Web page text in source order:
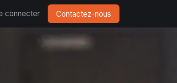
connecter Contactez-nous